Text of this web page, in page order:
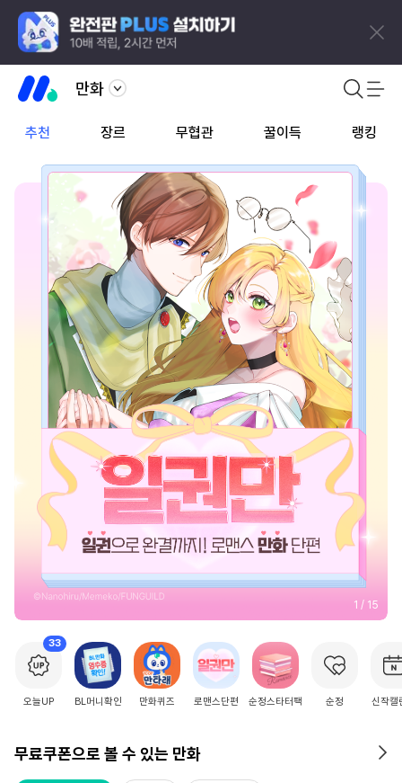
만화
추천 장르 무협관 꿀이득 랭킹
2 / 15
33
오늘UP BL머니확인 만화퀴즈 로맨스단편 순정스타터팩 순정 신작캘
무료쿠폰으로 볼 수 있는 만화